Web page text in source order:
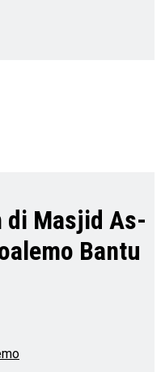
di Masjid As-
Bantu